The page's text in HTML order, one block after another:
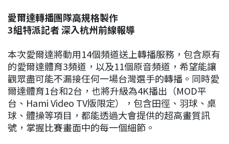
愛爾達轉播團隊高規格製作
3組特派記者 深入杭州前線報導
本次愛爾達將動用14個頻道送上轉播服務，包含原有
的愛爾達體育3頻道，以及11個原音頻道，希望能讓
觀眾盡可能不漏接任何一場台灣選手的轉播。同時愛
爾達體育1台和2台，也將升級為4K播出（MOD平
台、Hami Video TV版限定），包含田徑、羽球、桌
球、體操等項目，都能透過大會提供的超高畫質訊
號，掌握比賽畫面中的每一個細節。